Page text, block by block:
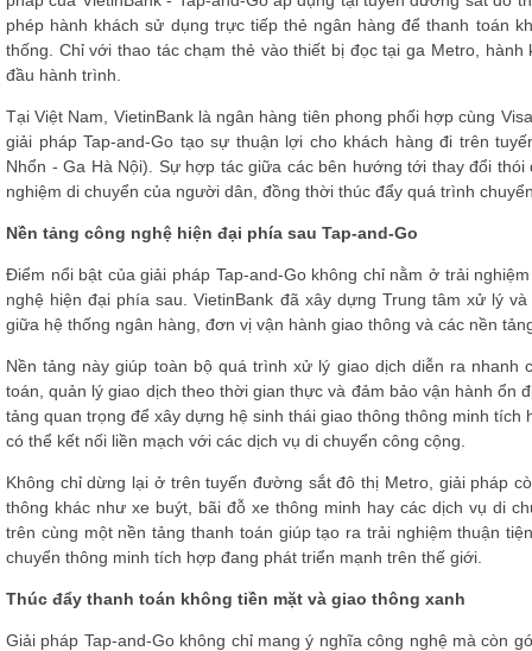
phép hành khách sử dụng trực tiếp thẻ ngân hàng để thanh toán
thống. Chỉ với thao tác chạm thẻ vào thiết bị đọc tại ga Metro,
đầu hành trình.
Tại Việt Nam, VietinBank là ngân hàng tiên phong phối hợp cùng
giải pháp Tap-and-Go tạo sự thuận lợi cho khách hàng đi trên
Nhổn - Ga Hà Nội). Sự hợp tác giữa các bên hướng tới thay đổi
nghiệm di chuyển của người dân, đồng thời thúc đẩy quá trình
Nền tảng công nghệ hiện đại phía sau Tap-and-Go
Điểm nổi bật của giải pháp Tap-and-Go không chỉ nằm ở trải
nghệ hiện đại phía sau. VietinBank đã xây dựng Trung tâm xử lý
giữa hệ thống ngân hàng, đơn vị vận hành giao thông và các nền
Nền tảng này giúp toàn bộ quá trình xử lý giao dịch diễn ra
toán, quản lý giao dịch theo thời gian thực và đảm bảo vận hành ổn
tảng quan trọng để xây dựng hệ sinh thái giao thông thông minh
có thể kết nối liền mạch với các dịch vụ di chuyển công cộng.
Không chỉ dừng lại ở trên tuyến đường sắt đô thị Metro, giải pháp
thông khác như xe buýt, bãi đỗ xe thông minh hay các dịch vụ di
trên cùng một nền tảng thanh toán giúp tạo ra trải nghiệm thuận
chuyển thông minh tích hợp đang phát triển mạnh trên thế giới.
Thúc đẩy thanh toán không tiền mặt và giao thông xanh
Giải pháp Tap-and-Go không chỉ mang ý nghĩa công nghệ mà còn